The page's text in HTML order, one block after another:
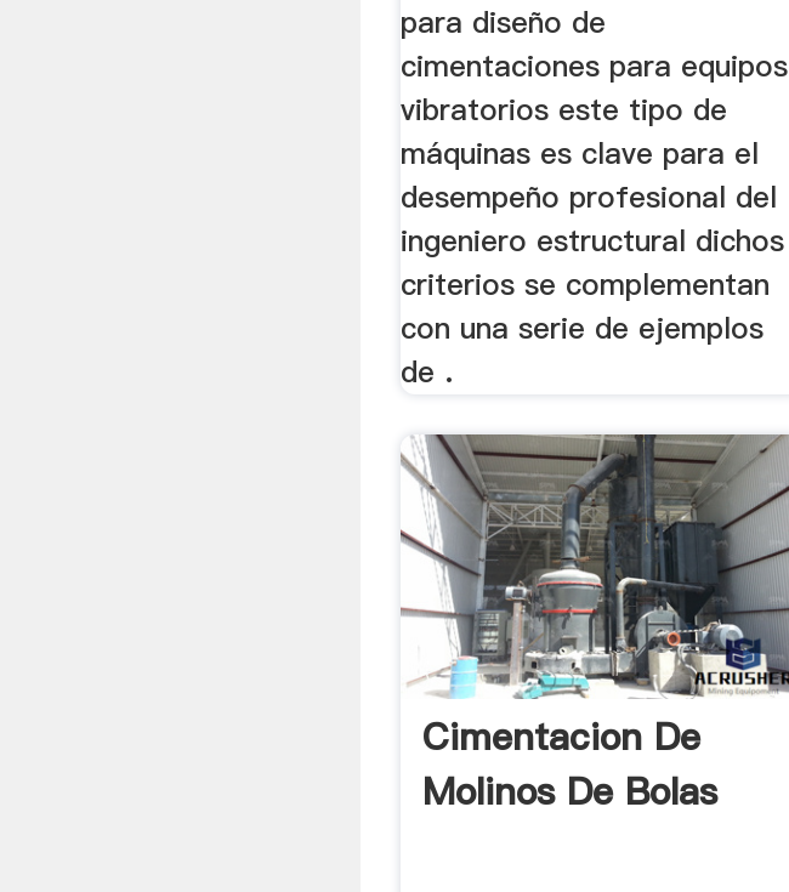
para diseño de
cimentaciones para equipos
vibratorios este tipo de
máquinas es clave para el
desempeño profesional del
ingeniero estructural dichos
criterios se complementan
con una serie de ejemplos
de .
Cimentacion De
Molinos De Bolas